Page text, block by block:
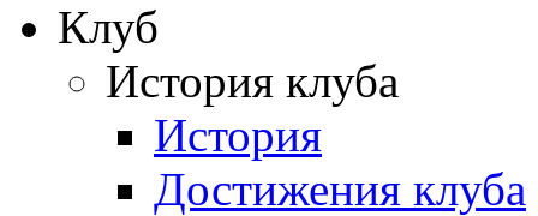
Клуб
История клуба
История
Достижения клуба